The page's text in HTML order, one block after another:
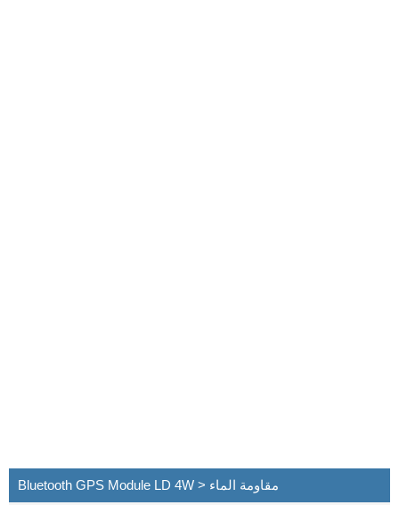
Bluetooth GPS Module LD 4W > مقاومة الماء